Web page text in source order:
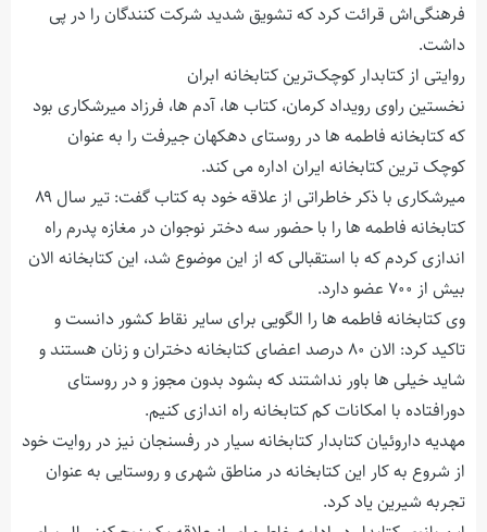
فرهنگی‌اش قرائت کرد که تشویق شدید شرکت کنندگان را در پی
داشت.
روایتی از کتابدار کوچک‌ترین کتابخانه ابران
نخستین راوی رویداد کرمان، کتاب ها، آدم ها، فرزاد میرشکاری بود
که کتابخانه فاطمه ها در روستای دهکهان جیرفت را به عنوان
کوچک ترین کتابخانه ایران اداره می کند.
میرشکاری با ذکر خاطراتی از علاقه خود به کتاب گفت: تیر سال ۸۹
کتابخانه فاطمه ها را با حضور سه دختر نوجوان در مغازه پدرم راه
اندازی کردم که با استقبالی که از این موضوع شد، این کتابخانه الان
بیش از ۷۰۰ عضو دارد.
وی کتابخانه فاطمه ها را الگویی برای سایر نقاط کشور دانست و
تاکید کرد: الان ۸۰ درصد اعضای کتابخانه دختران و زنان هستند و
شاید خیلی ها باور نداشتند که بشود بدون مجوز و در روستای
دورافتاده با امکانات کم کتابخانه راه اندازی کنیم.
مهدیه داروئیان کتابدار کتابخانه سیار در رفسنجان نیز در روایت خود
از شروع به کار این کتابخانه در مناطق شهری و روستایی به عنوان
تجربه شیرین یاد کرد.